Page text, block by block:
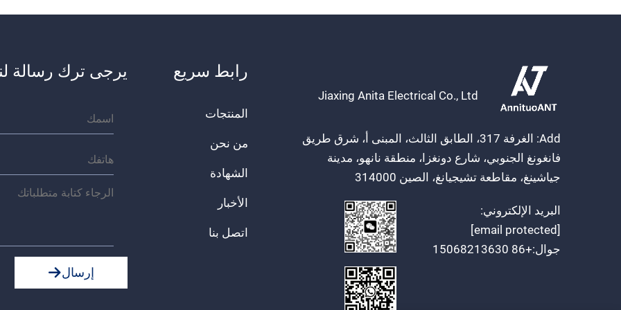
Jiaxing Anita Electrical Co., Ltd
Add: الغرفة 317، الطابق الثالث، المبنى أ، شرق طريق
فانغونغ الجنوبي، شارع دونغزا، منطقة نانهو، مدينة
جياشينغ، مقاطعة تشيجيانغ، الصين 314000
البريد الإلكتروني:
[email protected]
جوال:+86 15068213630
رابط سريع
المنتجات
من نحن
الشهادة
الأخبار
اتصل بنا
يرجى ترك رسالة
إرسال